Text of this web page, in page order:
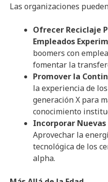
Las organizaciones
Ofrecer Reciclaje
Empleados
boomers con
fomentar la
Promover la
la experiencia de
generación X para
conocimiento
Incorporar Nuevas
Aprovechar la
tecnológica de los
alpha.